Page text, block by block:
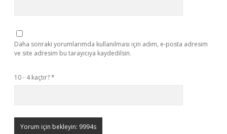
Daha sonraki yorumlarımda kullanılması için adım, e-posta adresim
ve site adresim bu tarayıcıya kaydedilsin.
10 - 4 kaçtır?*